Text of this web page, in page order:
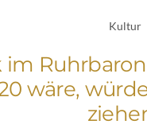
Kultur
wäre,